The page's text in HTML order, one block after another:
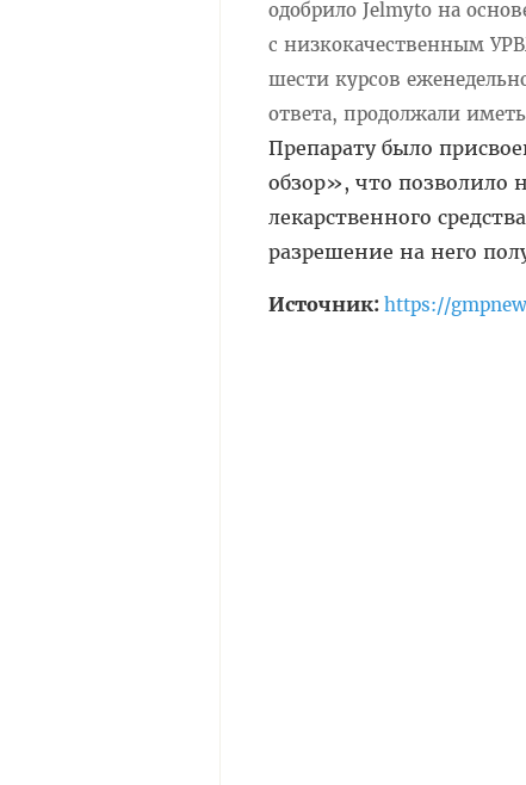
одобрило Jelmyto на
с низкокачественным
шести курсов
ответа, продолжали
Препарату было
обзор», что позволило
лекарственного
разрешение на него
Источник: https://